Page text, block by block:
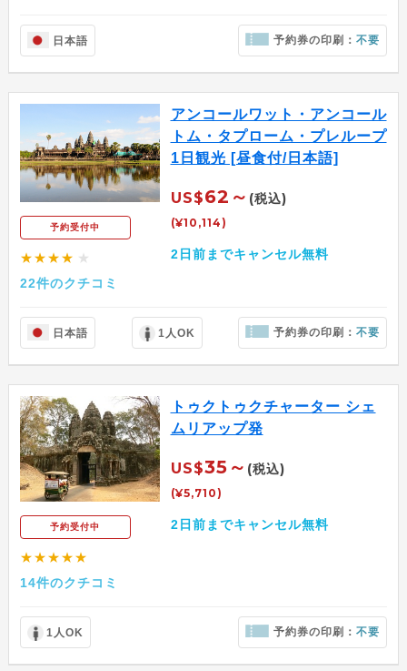
日本語 予約券の印刷：不要
予約受付中
★★★★ ★
22件のクチコミ
アンコールワット・アンコール
トム・タプローム・プレループ
1日観光 [昼食付/日本語]
US$62～ (税込)
(¥10,114)
2日前までキャンセル無料
日本語 1人OK 予約券の印刷：不要
予約受付中
★★★★★
14件のクチコミ
トゥクトゥクチャーター シェ
ムリアップ発
US$35～ (税込)
(¥5,710)
2日前までキャンセル無料
1人OK 予約券の印刷：不要